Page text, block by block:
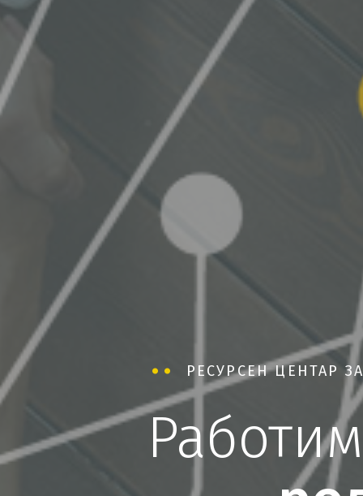
РЕСУРСЕН ЦЕНТАР